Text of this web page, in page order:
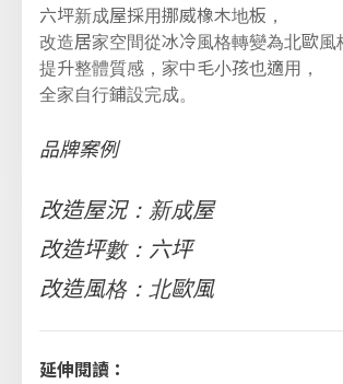
六坪新成屋採用挪威橡木地板，
改造居家空間從冰冷風格轉變為北歐風
提升整體質感，家中毛小孩也適用，
全家自行鋪設完成。
品牌案例
改造屋況：新成屋
改造坪數：六坪
改造風格：北歐風
延伸閱讀：